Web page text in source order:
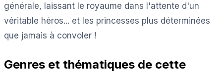
générale, laissant le royaume dans l'attente d'un
véritable héros... et les princesses plus déterminées
que jamais à convoler !
Genres et thématiques de cette